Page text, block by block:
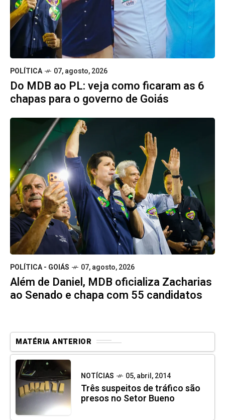
POLÍTICA 07, agosto, 2026
Do MDB ao PL: veja como ficaram as 6
chapas para o governo de Goiás
POLÍTICA - GOIÁS 07, agosto, 2026
Além de Daniel, MDB oficializa Zacharias
ao Senado e chapa com 55 candidatos
MATÉRIA ANTERIOR
NOTÍCIAS 05, abril, 2014
Três suspeitos de tráfico são
presos no Setor Bueno